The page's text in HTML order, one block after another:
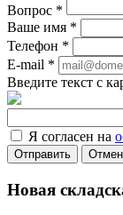
Вопрос *
Ваше имя *
Телефон *
E-mail *
Введите текст с
Я согласен на
Новая